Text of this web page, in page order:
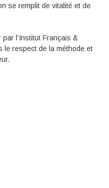
se remplit de vitalité et de
l’Institut Français &
le respect de la méthode et